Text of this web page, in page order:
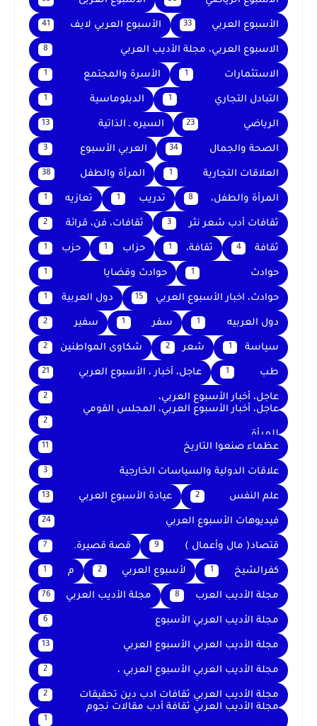
الأسبوع العربي 33 الأسبوع العربي لايف 41
الاسبوع العربي، مجلة الأديب العربي 8
الاستثمارات 1 الأسرة والمجتمع 1
التبادل التجاري 1 الدبلوماسية 1
الرياضي 23 السيره ـ الذاتية 13
الصحة والجمال 34 العربي الأسبوع 3
العلاقات التجارية 1 المرأة والطفل 38
المرأة والطفل، 8 تدريب 1 تعازيه 1
ثقافات أدب شعر نثر 3 ثقافات، فن، قرائة 2
ثقافة 4 ثقافة، 1 حزاب 1 حزب 1
حوادث 1 حوادث وقضايا 1
حوادث، اخبار الأسبوع العربي 15 دول العربية 1
دول العربيه 1 سفر 1 سفير 2
سياسة 1 شعر 2 شكاوى المواطنين 2
طب 1 عاجل، أخبار ، الأسبوع العربي 21
عاجل، أخبار الأسبوع العربي، 2
عاجل، أخبار الأسبوع العربي، المجلس القومي
للمرأة
2
عظماء صنعوا التاريخ 11
علاقات الدولية والسياسات الخارجية 3
علم النفس 2 عيادة الأسبوع العربي 13
فيديوهات الأسبوع العربي 24
قتصاد( مال وأعمال ) 9 قصة قصيرة. 7
كفرالشيخ 1 لأسبوع العربي 2 م 1
مجلة الأديب العرب 8 مجلة الأديب العربي 76
مجلة الأديب العربي الأسبوع 6
مجلة الأديب العربي الأسبوع العربي 13
مجلة الأديب العربي الأسبوع العربي ، 2
مجلة الأديب العربي ثقافات ادب دين تحقيقات 2
مجلة الأديب العربي ثقافة أدب مقالات نجوم
1